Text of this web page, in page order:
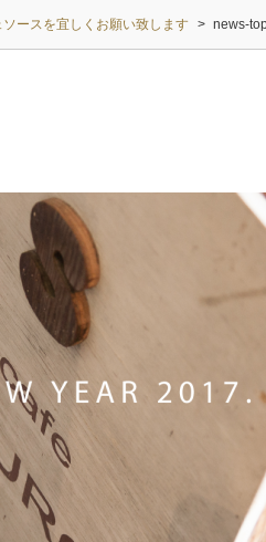
ースを宜しくお願い致します > news-